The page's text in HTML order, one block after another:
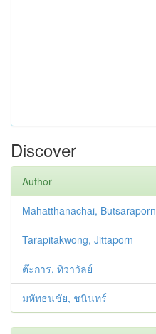
Discover
Author
Mahatthanachai, Butsaraporn
Tarapitakwong, Jittaporn
ต๊ะการ, ทิวาวัลย์
มหัทธนชัย, ชนินทร์